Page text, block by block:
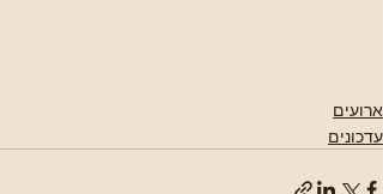
ארועים
עדכונים